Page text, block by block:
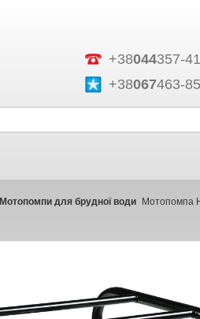
+38044357-
+38067463-
Мотопомпи для брудної води Мотопомпа